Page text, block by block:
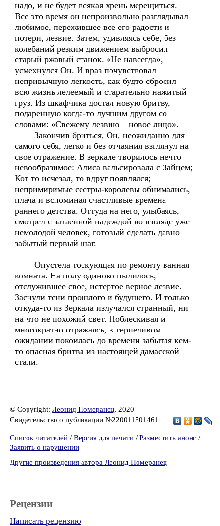
надо, и не будет всякая хрень мерещиться.
Все это время он непроизвольно разглядывал
любимое, пережившее все его радости и
потери, лезвие. Затем, удивляясь себе, без
колебаний резким движением выбросил
старый ржавый станок. «Не навсегда», –
усмехнулся Он. И враз почувствовал
непривычную легкость, как будто сбросил
всю жизнь лелеемый и старательно нажитый
груз. Из шкафчика достал новую бритву,
подаренную когда-то лучшим другом со
словами: «Свежему лезвию – новое лицо».
Закончив бриться, Он, неожиданно для
самого себя, легко и без отчаяния взглянул на
свое отражение. В зеркале творилось нечто
невообразимое: Алиса вальсировала с Зайцем;
Кот то исчезал, то вдруг появлялся;
непримиримые сестры-королевы обнимались,
плача и вспоминая счастливые времена
раннего детства. Оттуда на него, улыбаясь,
смотрел с затаенной надеждой во взгляде уже
немолодой человек, готовый сделать давно
забытый первый шаг.
Опустела тоскующая по ремонту ванная
комната. На полу одиноко пылилось,
отслужившее свое, истертое верное лезвие.
Заснули тени прошлого и будущего. И только
откуда-то из Зеркала излучался странный, ни
на что не похожий свет. Поблескивая и
многократно отражаясь, в терпеливом
ожидании покоилась до времени забытая кем-
то опасная бритва из настоящей дамасской
стали.
© Copyright: Леонид Померанец, 2020
Свидетельство о публикации №220011501461
Список читателей / Версия для печати / Разместить анонс /
Заявить о нарушении
Другие произведения автора Леонид Померанец
Рецензии
Написать рецензию